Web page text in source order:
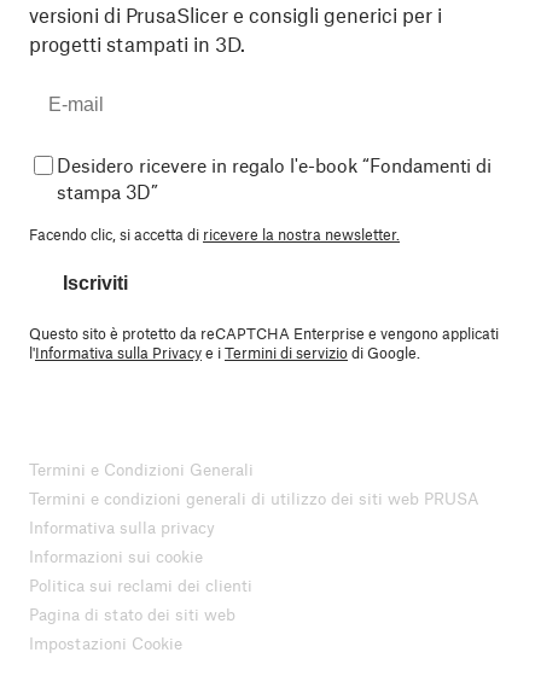
versioni di PrusaSlicer e consigli generici per i
progetti stampati in 3D.
Desidero ricevere in regalo l'e-book “Fondamenti di
stampa 3D”
Facendo clic, si accetta di ricevere la nostra newsletter.
Iscriviti
Questo sito è protetto da reCAPTCHA Enterprise e vengono applicati
l'Informativa sulla Privacye iTermini di serviziodi Google.
Termini e Condizioni Generali
Termini e condizioni generali di utilizzo dei siti web PRUSA
Informativa sulla privacy
Informazioni sui cookie
Politica sui reclami dei clienti
Pagina di stato dei siti web
Impostazioni Cookie